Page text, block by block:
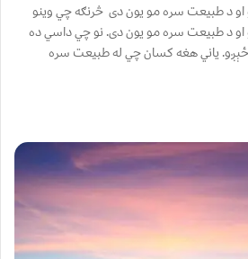
د طبیعت سره مو یون دی څرنګه چي وینو
او د طبیعت سره مو یون دی. نو چي داسي ده
یاني هغه کسان چي له طبیعت سره